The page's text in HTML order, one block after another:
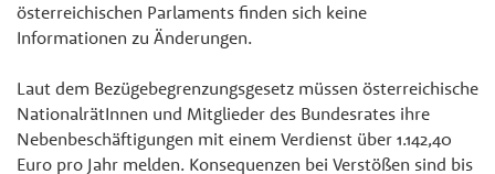
österreichischen Parlaments finden sich keine
Informationen zu Änderungen.
Laut dem Bezügebegrenzungsgesetz müssen österreichische
NationalrätInnen und Mitglieder des Bundesrates ihre
Nebenbeschäftigungen mit einem Verdienst über 1.142,40
Euro pro Jahr melden. Konsequenzen bei Verstößen sind bis